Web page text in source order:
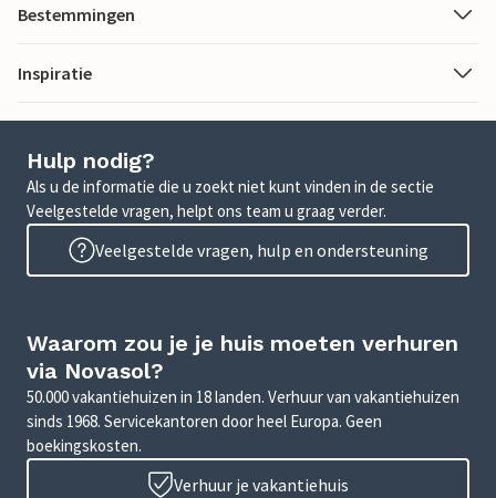
Bestemmingen
Inspiratie
Hulp nodig?
Als u de informatie die u zoekt niet kunt vinden in de sectie
Veelgestelde vragen, helpt ons team u graag verder.
Veelgestelde vragen, hulp en ondersteuning
Waarom zou je je huis moeten verhuren
via Novasol?
50.000 vakantiehuizen in 18 landen. Verhuur van vakantiehuizen
sinds 1968. Servicekantoren door heel Europa. Geen
boekingskosten.
Verhuur je vakantiehuis